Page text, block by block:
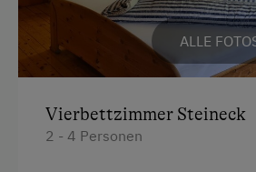
ALLE
Vierbettzimmer Steineck
2 - 4 Personen